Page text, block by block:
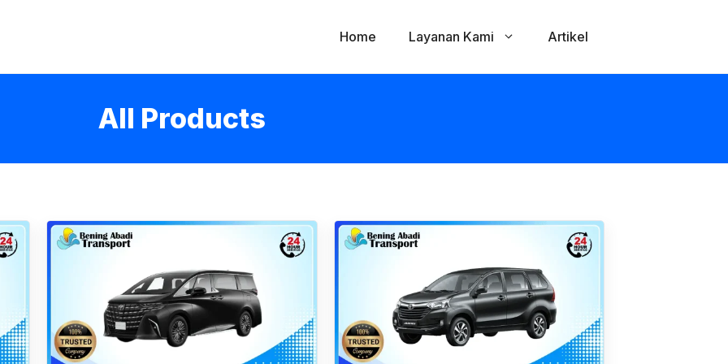
Home Layanan Kami Artikel
All Products